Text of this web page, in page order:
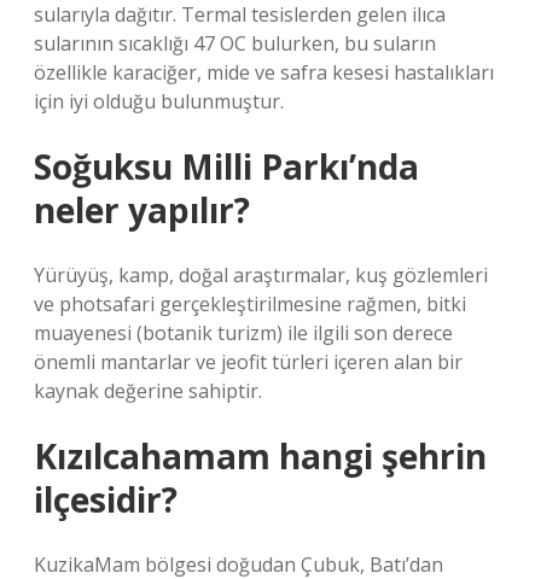
sularıyla dağıtır. Termal tesislerden gelen ilıca
sularının sıcaklığı 47 OC bulurken, bu suların
özellikle karaciğer, mide ve safra kesesi hastalıkları
için iyi olduğu bulunmuştur.
Soğuksu Milli Parkı’nda
neler yapılır?
Yürüyüş, kamp, doğal araştırmalar, kuş gözlemleri
ve photsafari gerçekleştirilmesine rağmen, bitki
muayenesi (botanik turizm) ile ilgili son derece
önemli mantarlar ve jeofit türleri içeren alan bir
kaynak değerine sahiptir.
Kızılcahamam hangi şehrin
ilçesidir?
KuzikaMam bölgesi doğudan Çubuk, Batı’dan